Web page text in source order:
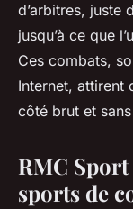
d’arbitres, juste
jusqu’à ce que
Ces combats,
Internet, attirent
côté brut et
RMC
sports de